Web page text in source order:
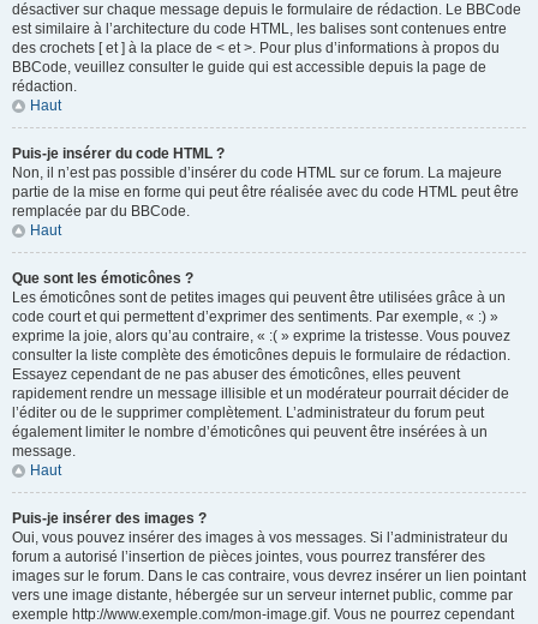
désactiver sur chaque message depuis le formulaire de rédaction. Le BBCode
est similaire à l’architecture du code HTML, les balises sont contenues entre
des crochets [ et ] à la place de < et >. Pour plus d’informations à propos du
BBCode, veuillez consulter le guide qui est accessible depuis la page de
rédaction.
Haut
Puis-je insérer du code HTML ?
Non, il n’est pas possible d’insérer du code HTML sur ce forum. La majeure
partie de la mise en forme qui peut être réalisée avec du code HTML peut être
remplacée par du BBCode.
Haut
Que sont les émoticônes ?
Les émoticônes sont de petites images qui peuvent être utilisées grâce à un
code court et qui permettent d’exprimer des sentiments. Par exemple, « :) »
exprime la joie, alors qu’au contraire, « :( » exprime la tristesse. Vous pouvez
consulter la liste complète des émoticônes depuis le formulaire de rédaction.
Essayez cependant de ne pas abuser des émoticônes, elles peuvent
rapidement rendre un message illisible et un modérateur pourrait décider de
l’éditer ou de le supprimer complètement. L’administrateur du forum peut
également limiter le nombre d’émoticônes qui peuvent être insérées à un
message.
Haut
Puis-je insérer des images ?
Oui, vous pouvez insérer des images à vos messages. Si l’administrateur du
forum a autorisé l’insertion de pièces jointes, vous pourrez transférer des
images sur le forum. Dans le cas contraire, vous devrez insérer un lien pointant
vers une image distante, hébergée sur un serveur internet public, comme par
exemple http://www.exemple.com/mon-image.gif. Vous ne pourrez cependant